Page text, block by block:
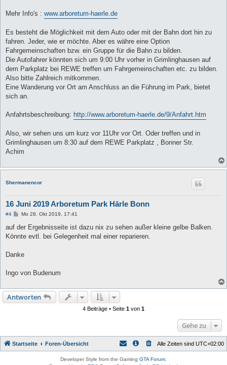
Mehr Info's : www.arboretum-haerle.de
Es besteht die Möglichkeit mit dem Auto oder mit der Bahn dort hin zu
fahren. Jeder, wie er möchte. Aber es währe eine Option
Fahrgemeinschaften bzw. ein Gruppe für die Bahn zu bilden.
Die Autofahrer könnten sich um 9:00 Uhr vorher in Grimlinghausen auf
dem Parkplatz bei REWE treffen um Fahrgemeinschaften etc. zu bilden.
Also bitte Zahlreich mitkommen.
Eine Wanderung vor Ort am Anschluss an die Führung im Park, bietet
sich an.
Anfahrtsbeschreibung: http://www.arboretum-haerle.de/9/Anfahrt.htm
Also, wir sehen uns um kurz vor 11Uhr vor Ort. Oder treffen und in
Grimlinghausen um 8:30 auf dem REWE Parkplatz , Bonner Str.
Achim
Shermanencor
16 Juni 2019 Arboretum Park Härle Bonn
#4
B
i
r
Mo 28. Okt 2019, 17:41
auf der Ergebnisseite ist dazu nix zu sehen außer kleine gelbe Balken.
Könnte evtl. bei Gelegenheit mal einer reparieren.
Danke
Ingo von Budenum
Antworten
4 Beiträge • Seite 1 von 1
Gehe zu
Startseite Foren-Übersicht Alle Zeiten sind UTC+02:00
Developer Style from the Gaming GTA Forum